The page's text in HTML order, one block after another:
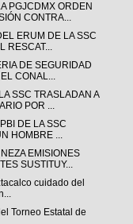
PGJCDMX ORDEN
CONTRA...
ERUM DE LA SSC
RESCAT...
DE SEGURIDAD
CONAL...
SSC TRASLADAN A
POR ...
DE LA SSC
HOMBRE ...
EMISIONES
SUSTITUY...
cuidado del
Torneo Estatal de